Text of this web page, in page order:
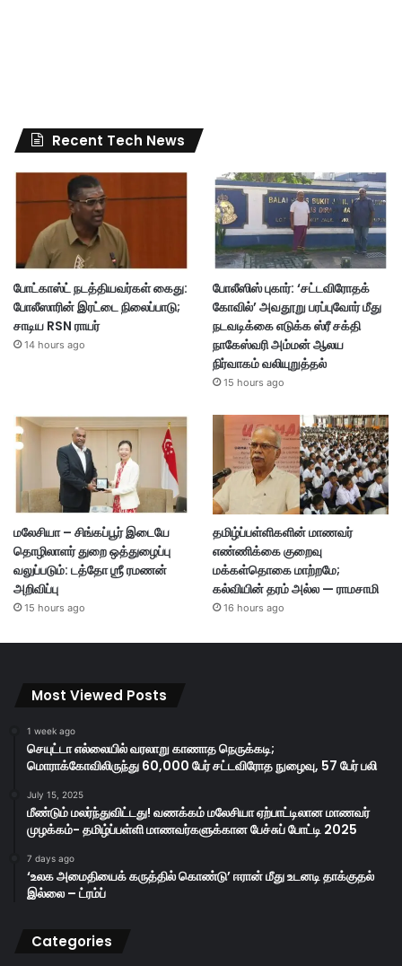
Recent Tech News
போட்காஸ்ட் நடத்தியவர்கள் கைது:
போலீஸாரின் இரட்டை நிலைப்பாடு;
சாடிய RSN ராயர்
14 hours ago
போலீஸிஸ் புகார்: ‘சட்டவிரோதக்
கோவில்’ அவதூறு பரப்புவோர் மீது
நடவடிக்கை எடுக்க ஸ்ரீ சக்தி
நாகேஸ்வரி அம்மன் ஆலய
நிர்வாகம் வலியுறுத்தல்
15 hours ago
மலேசியா – சிங்கப்பூர் இடையே
தொழிலாளர் துறை ஒத்துழைப்பு
வலுப்படும்: டத்தோ ஶ்ரீ ரமணன்
அறிவிப்பு
15 hours ago
தமிழ்ப்பள்ளிகளின் மாணவர்
எண்ணிக்கை குறைவு
மக்கள்தொகை மாற்றமே;
கல்வியின் தரம் அல்ல — ராமசாமி
16 hours ago
Most Viewed Posts
1 week ago
செயுட்டா எல்லையில் வரலாறு காணாத நெருக்கடி;
மொராக்கோவிலிருந்து 60,000 பேர் சட்டவிரோத நுழைவு, 57 பேர் பலி
July 15, 2025
மீண்டும் மலர்ந்துவிட்டது! வணக்கம் மலேசியா ஏற்பாட்டிலான மாணவர்
முழக்கம்- தமிழ்ப்பள்ளி மாணவர்களுக்கான பேச்சுப் போட்டி 2025
7 days ago
‘உலக அமைதியைக் கருத்தில் கொண்டு’ ஈரான் மீது உடனடி தாக்குதல்
இல்லை – ட்ரம்ப்
Categories